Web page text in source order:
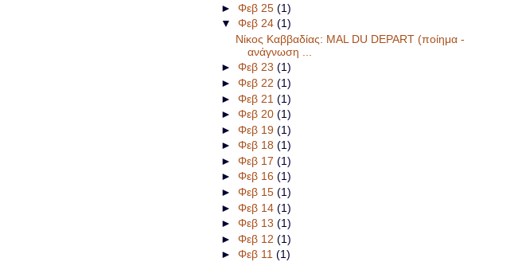
►Φεβ 25(1)
▼Φεβ 24(1)
Νίκος Καββαδίας: MAL DU DEPART (ποίημα -
ανάγνωση ...
►Φεβ 23(1)
►Φεβ 22(1)
►Φεβ 21(1)
►Φεβ 20(1)
►Φεβ 19(1)
►Φεβ 18(1)
►Φεβ 17(1)
►Φεβ 16(1)
►Φεβ 15(1)
►Φεβ 14(1)
►Φεβ 13(1)
►Φεβ 12(1)
►Φεβ 11(1)